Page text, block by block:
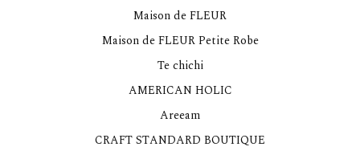
Maison de FLEUR
Maison de FLEUR Petite Robe
Te chichi
AMERICAN HOLIC
Areeam
CRAFT STANDARD BOUTIQUE